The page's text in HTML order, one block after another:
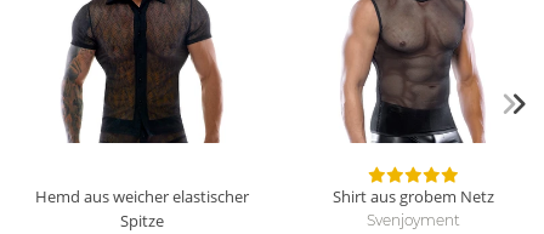
Hemd aus weicher elastischer
Spitze
Shirt aus grobem Netz
Svenjoyment